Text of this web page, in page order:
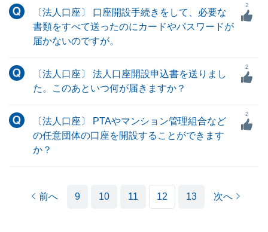
〔法人口座〕 口座開設手続きをして、必要な
書類をすべて送ったのにカードやパスワードが
届かないのですが。
2
〔法人口座〕 法人口座開設申込書を送りまし
た。このあといつ何が届きますか？
2
〔法人口座〕 PTAやマンション管理組合など
の任意団体の口座を開設することができます
か？
2
前へ 9 10 11 12 13 次へ